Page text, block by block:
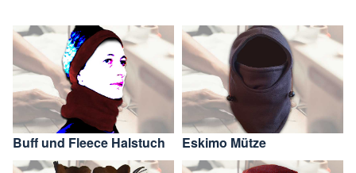
Buff und Fleece Halstuch Eskimo Mütze